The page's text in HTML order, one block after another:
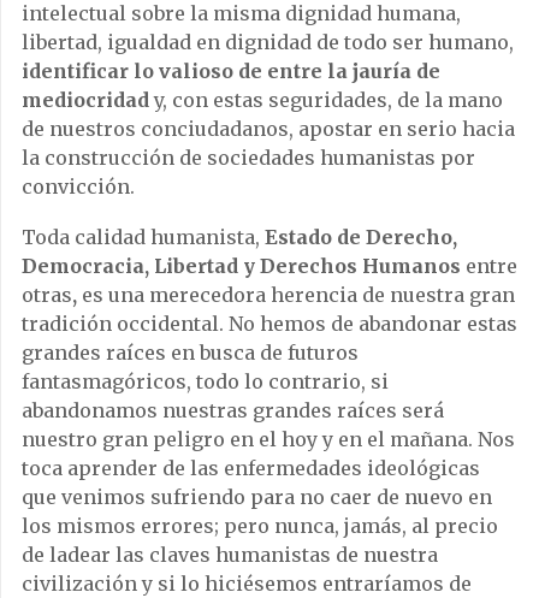
intelectual sobre la misma dignidad humana,
libertad, igualdad en dignidad de todo ser humano,
identificar lo valioso de entre la jauría de
mediocridady, con estas seguridades, de la mano
de nuestros conciudadanos, apostar en serio hacia
la construcción de sociedades humanistas por
convicción.
Toda calidad humanista, Estado de Derecho,
Democracia, Libertad y Derechos Humanos entre
otras, es una merecedora herencia de nuestra gran
tradición occidental. No hemos de abandonar estas
grandes raíces en busca de futuros
fantasmagóricos, todo lo contrario, si
abandonamos nuestras grandes raíces será
nuestro gran peligro en el hoy y en el mañana. Nos
toca aprender de las enfermedades ideológicas
que venimos sufriendo para no caer de nuevo en
los mismos errores; pero nunca, jamás, al precio
de ladear las claves humanistas de nuestra
civilización y si lo hiciésemos entraríamos de